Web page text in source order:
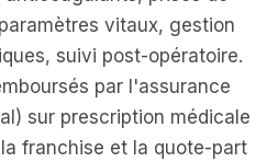
vitaux, gestion
suivi post-opératoire.
par l'assurance
sur prescription médicale
franchise et la quote-part